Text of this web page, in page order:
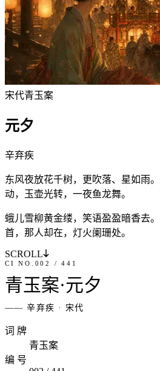
宋代青玉案
元夕
辛弃疾
东风夜放花千树， 更 吹落、 星如雨。
动， 玉壶光转， 一夜鱼龙舞。
蛾儿雪柳黄金缕， 笑语盈盈暗香去。
首， 那人却在， 灯火阑珊处。
SCROLL
CI NO. 002 / 441
青玉案·元夕
——辛弃疾 · 宋代
词 牌
青玉案
编 号